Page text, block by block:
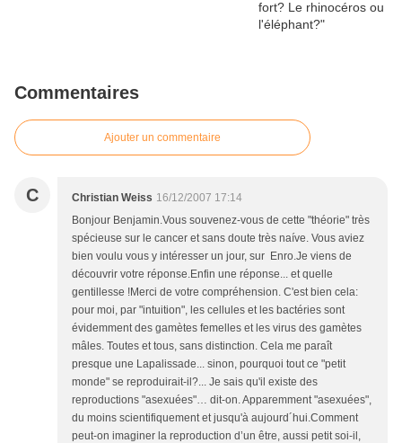
Commentaires
Ajouter un commentaire
C Christian Weiss 16/12/2007 17:14
Bonjour Benjamin.Vous souvenez-vous de cette "théorie" très
spécieuse sur le cancer et sans doute très naíve. Vous aviez
bien voulu vous y intéresser un jour, sur Enro.Je viens de
découvrir votre réponse.Enfin une réponse... et quelle
gentillesse !Merci de votre compréhension. C'est bien cela:
pour moi, par "intuition", les cellules et les bactéries sont
évidemment des gamètes femelles et les virus des gamètes
mâles. Toutes et tous, sans distinction. Cela me paraît
presque une Lapalissade... sinon, pourquoi tout ce "petit
monde" se reproduirait-il?... Je sais qu'il existe des
reproductions "asexuées"… dit-on. Apparemment "asexuées",
du moins scientifiquement et jusqu'à aujourd´hui.Comment
peut-on imaginer la reproduction d’un être, aussi petit soi-il,